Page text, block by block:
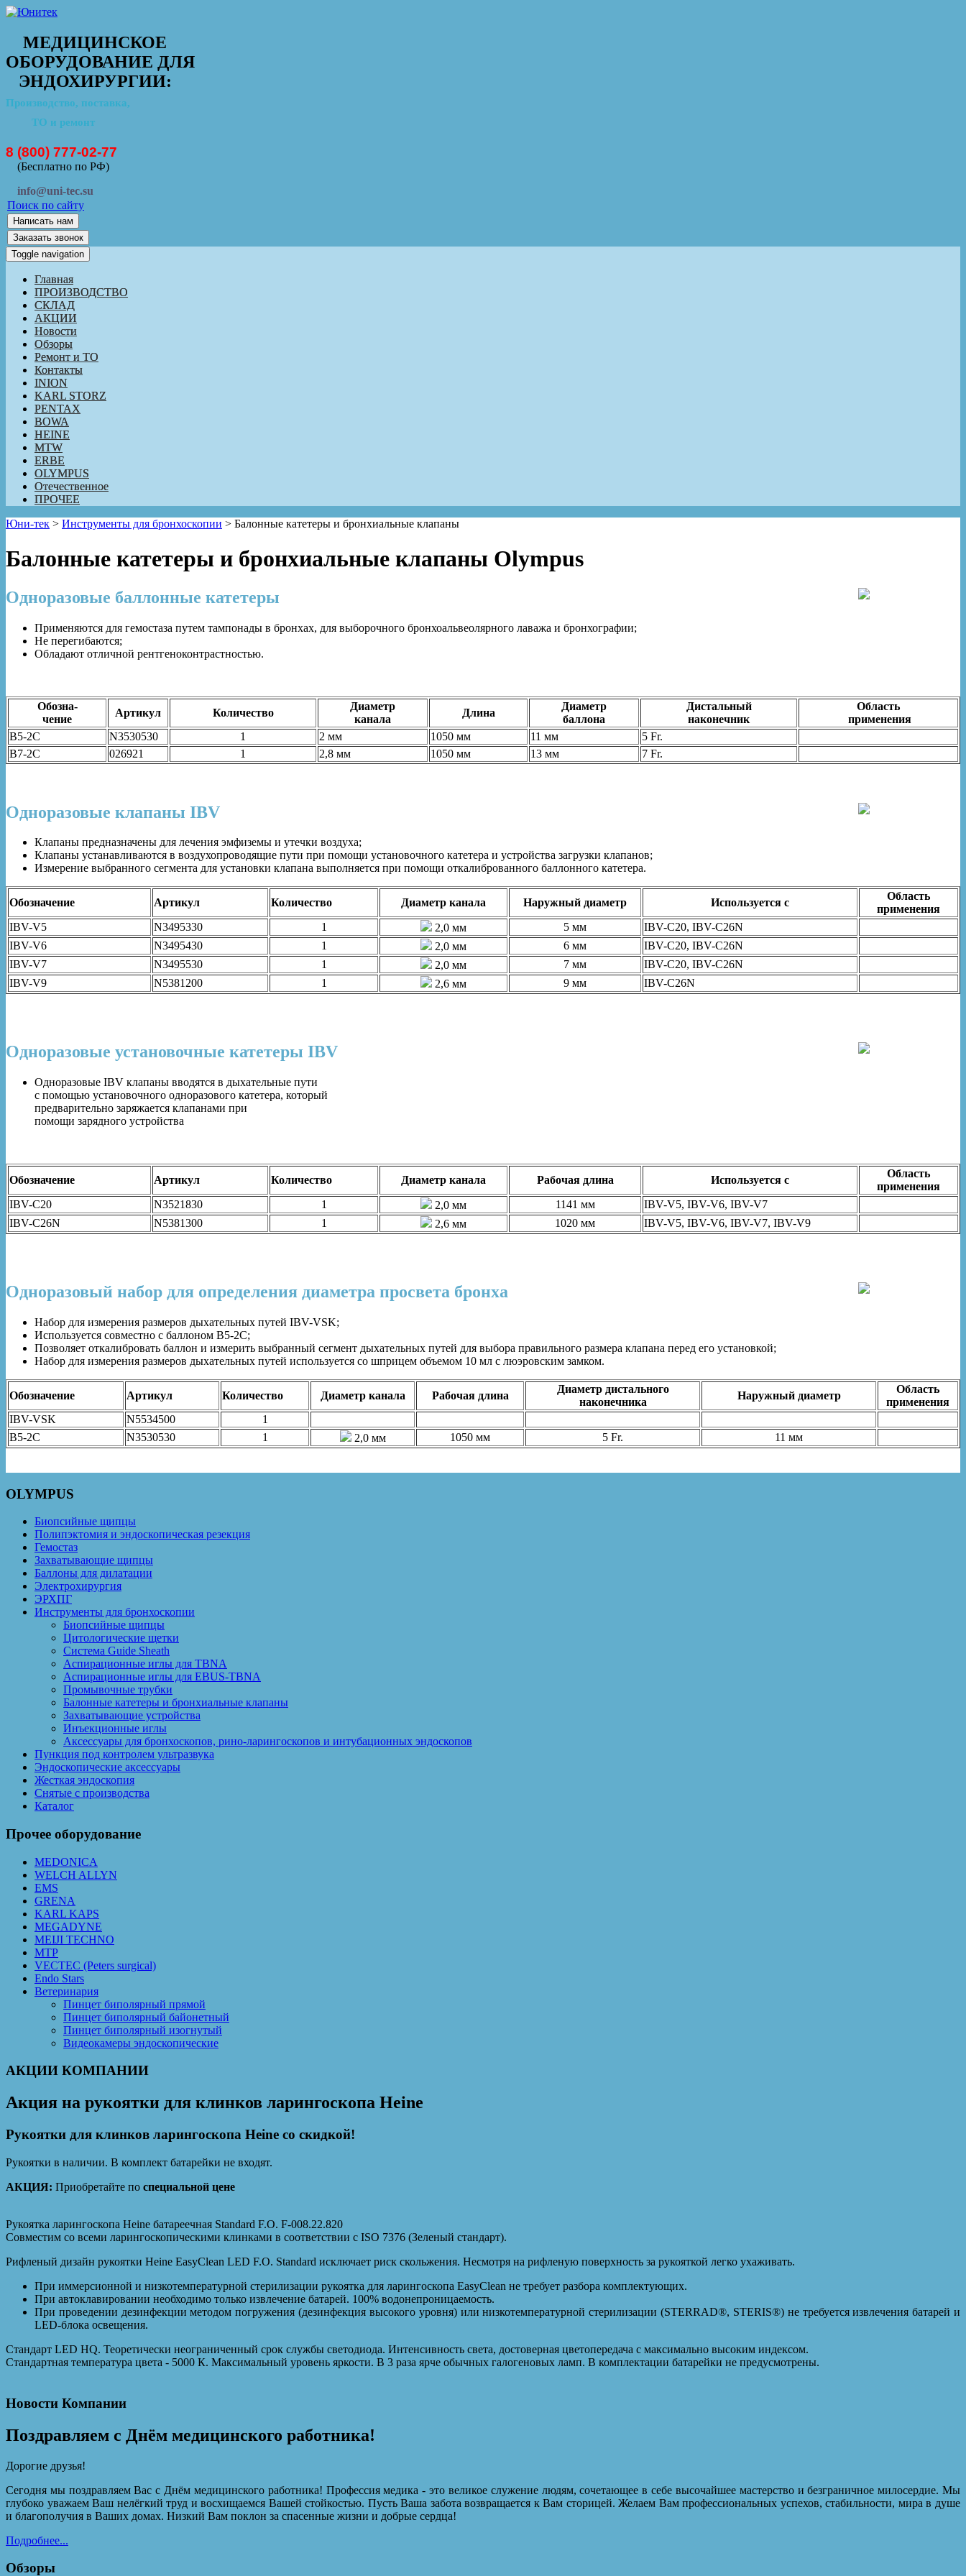
МЕДИЦИНСКОЕ
ОБОРУДОВАНИЕ ДЛЯ
ЭНДОХИРУРГИИ:
Производство, поставка,
ТО и ремонт
8 (800) 777-02-77
(Бесплатно по РФ)
info@uni-tec.su
Поиск по сайту
Написать нам
Заказать звонок
Toggle navigation
Главная
ПРОИЗВОДСТВО
СКЛАД
АКЦИИ
Новости
Обзоры
Ремонт и ТО
Контакты
INION
KARL STORZ
PENTAX
BOWA
HEINE
MTW
ERBE
OLYMPUS
Отечественное
ПРОЧЕЕ
Юни-тек > Инструменты для бронхоскопии > Балонные катетеры и бронхиальные клапаны
Балонные катетеры и бронхиальные клапаны Olympus
Одноразовые баллонные катетеры
Применяются для гемостаза путем тампонады в бронхах, для выборочного бронхоальвеолярного лаважа и бронхографии;
Не перегибаются;
Обладают отличной рентгеноконтрастностью.
Обозна-
чение
Артикул Количество
Диаметр
канала
Длина
Диаметр
баллона
Дистальный
наконечник
Область
применения
B5-2C
N3530530 1 2 мм 1050 мм 11 мм
5 Fr.
B7-2C
026921 1 2,8 мм 1050 мм 13 мм 7 Fr.
Одноразовые клапаны IBV
Клапаны предназначены для лечения эмфиземы и утечки воздуха;
Клапаны устанавливаются в воздухопроводящие пути при помощи установочного катетера и устройства загрузки клапанов;
Измерение выбранного сегмента для установки клапана выполняется при помощи откалиброванного баллонного катетера.
Обозначение Артикул Количество Диаметр канала Наружный диаметр Используется с
Область
применения
IBV-V5
N3495330 1 2,0 мм 5 мм
IBV-C20, IBV-C26N
IBV-V6
N3495430 1 2,0 мм 6 мм
IBV-C20, IBV-C26N
IBV-V7
N3495530 1 2,0 мм 7 мм
IBV-C20, IBV-C26N
IBV-V9
N5381200 1 2,6 мм 9 мм IBV-C26N
Одноразовые установочные катетеры IBV
Одноразовые IBV клапаны вводятся в дыхательные пути
с помощью установочного одноразового катетера, который
предварительно заряжается клапанами при
помощи зарядного устройства
Обозначение Артикул Количество Диаметр канала Рабочая длина Используется с
Область
применения
IBV-C20
N3521830 1 2,0 мм 1141 мм
IBV-V5, IBV-V6, IBV-V7
IBV-C26N
N5381300 1 2,6 мм 1020 мм IBV-V5, IBV-V6, IBV-V7, IBV-V9
Одноразовый набор для определения диаметра просвета бронха
Набор для измерения размеров дыхательных путей IBV-VSK;
Используется совместно с баллоном B5-2C;
Позволяет откалибровать баллон и измерить выбранный сегмент дыхательных путей для выбора правильного размера клапана перед его установкой;
Набор для измерения размеров дыхательных путей используется со шприцем объемом 10 мл с люэровским замком.
Обозначение Артикул Количество Диаметр канала Рабочая длина
Диаметр дистального
наконечника
Наружный диаметр
Область
применения
IBV-VSK
N5534500
1
B5-2C
N3530530 1 2,0 мм 1050 мм 5 Fr. 11 мм
OLYMPUS
Биопсийные щипцы
Полипэктомия и эндоскопическая резекция
Гемостаз
Захватывающие щипцы
Баллоны для дилатации
Электрохирургия
ЭРХПГ
Инструменты для бронхоскопии
Биопсийные щипцы
Цитологические щетки
Система Guide Sheath
Аспирационные иглы для TBNA
Аспирационные иглы для EBUS-TBNA
Промывочные трубки
Балонные катетеры и бронхиальные клапаны
Захватывающие устройства
Инъекционные иглы
Аксессуары для бронхоскопов, рино-ларингоскопов и интубационных эндоскопов
Пункция под контролем ультразвука
Эндоскопические аксессуары
Жесткая эндоскопия
Снятые с производства
Каталог
Прочее оборудование
MEDONICA
WELCH ALLYN
EMS
GRENA
KARL KAPS
MEGADYNE
MEIJI TECHNO
MTP
VECTEC (Peters surgical)
Endo Stars
Ветеринария
Пинцет биполярный прямой
Пинцет биполярный байонетный
Пинцет биполярный изогнутый
Видеокамеры эндоскопические
АКЦИИ КОМПАНИИ
Акция на рукоятки для клинков ларингоскопа Heine
Рукоятки для клинков ларингоскопа Heine со скидкой!
Рукоятки в наличии. В комплект батарейки не входят.
АКЦИЯ: Приобретайте по специальной цене
Рукоятка ларингоскопа Heine батареечная Standard F.O. F-008.22.820
Совместим со всеми ларингоскопическими клинками в соответствии с ISO 7376 (Зеленый стандарт).
Рифленый дизайн рукоятки Heine EasyClean LED F.O. Standard исключает риск скольжения. Несмотря на рифленую поверхность за рукояткой легко ухаживать.
При иммерсионной и низкотемпературной стерилизации рукоятка для ларингоскопа EasyClean не требует разбора комплектующих.
При автоклавировании необходимо только извлечение батарей. 100% водонепроницаемость.
При проведении дезинфекции методом погружения (дезинфекция высокого уровня) или низкотемпературной стерилизации (STERRAD®, STERIS®) не требуется извлечения батарей и
LED-блока освещения.
Стандарт LED HQ. Теоретически неограниченный срок службы светодиода. Интенсивность света, достоверная цветопередача с максимально высоким индексом.
Стандартная температура цвета - 5000 К. Максимальный уровень яркости. В 3 раза ярче обычных галогеновых ламп. В комплектации батарейки не предусмотрены.
Новости Компании
Поздравляем с Днём медицинского работника!
Дорогие друзья!
Сегодня мы поздравляем Вас с Днём медицинского работника! Профессия медика - это великое служение людям, сочетающее в себе высочайшее мастерство и безграничное милосердие. Мы
глубоко уважаем Ваш нелёгкий труд и восхищаемся Вашей стойкостью. Пусть Ваша забота возвращается к Вам сторицей. Желаем Вам профессиональных успехов, стабильности, мира в душе
и благополучия в Ваших домах. Низкий Вам поклон за спасенные жизни и добрые сердца!
Подробнее...
Обзоры